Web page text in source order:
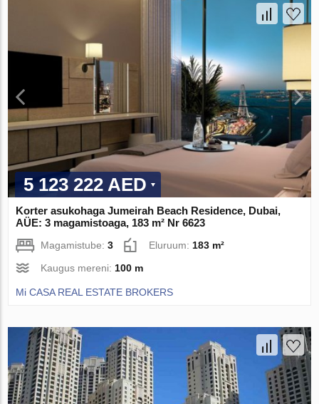
5 123 222 AED
Korter asukohaga Jumeirah Beach Residence, Dubai,
AÜE: 3 magamistoaga, 183 m² Nr 6623
Magamistube:3 Eluruum:183 m²
Kaugus mereni:100 m
Mi CASA REAL ESTATE BROKERS